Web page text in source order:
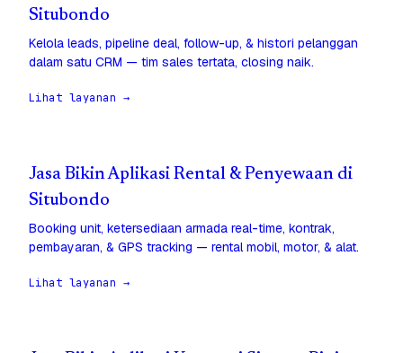
Situbondo
Kelola leads, pipeline deal, follow-up, & histori pelanggan
dalam satu CRM — tim sales tertata, closing naik.
Lihat layanan →
Jasa Bikin Aplikasi Rental & Penyewaan di
Situbondo
Booking unit, ketersediaan armada real-time, kontrak,
pembayaran, & GPS tracking — rental mobil, motor, & alat.
Lihat layanan →